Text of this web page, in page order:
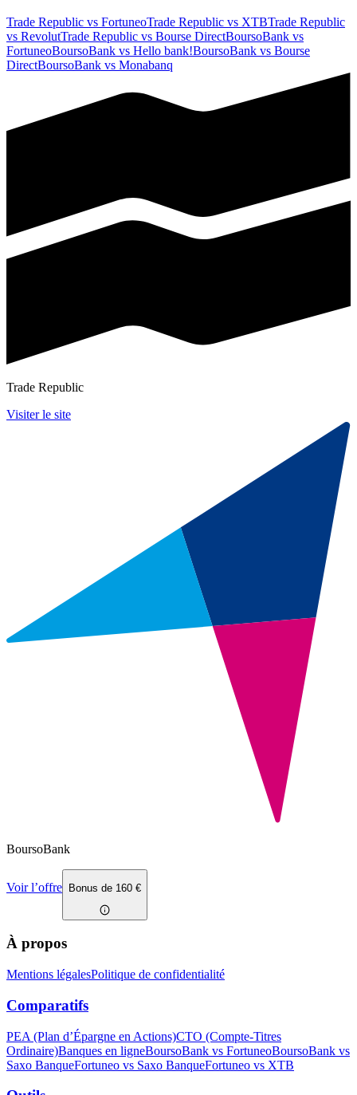
Trade Republic vs FortuneoTrade Republic vs XTBTrade Republic
vs RevolutTrade Republic vs Bourse DirectBoursoBank vs
FortuneoBoursoBank vs Hello bank!BoursoBank vs Bourse
DirectBoursoBank vs Monabanq
Trade Republic
Visiter le site
BoursoBank
Voir l’offre Bonus de 160 €
À propos
Mentions légalesPolitique de confidentialité
Comparatifs
PEA (Plan d’Épargne en Actions)CTO (Compte‑Titres
Ordinaire)Banques en ligneBoursoBank vs FortuneoBoursoBank vs
Saxo BanqueFortuneo vs Saxo BanqueFortuneo vs XTB